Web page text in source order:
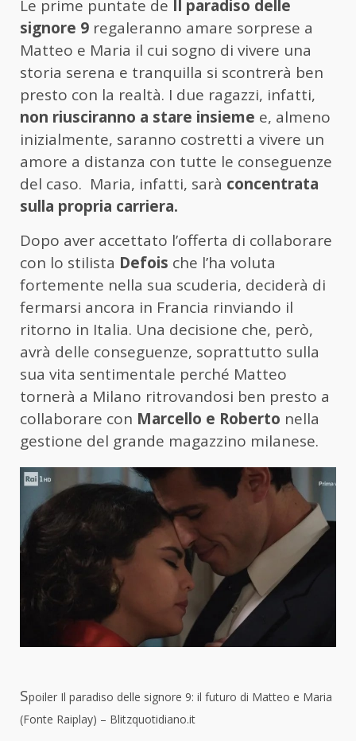
Le prime puntate de Il paradiso delle
signore 9 regaleranno amare sorprese a
Matteo e Maria il cui sogno di vivere una
storia serena e tranquilla si scontrerà ben
presto con la realtà. I due ragazzi, infatti,
non riusciranno a stare insieme e, almeno
inizialmente, saranno costretti a vivere un
amore a distanza con tutte le conseguenze
del caso. Maria, infatti, sarà concentrata
sulla propria carriera.
Dopo aver accettato l’offerta di collaborare
con lo stilista Defois che l’ha voluta
fortemente nella sua scuderia, deciderà di
fermarsi ancora in Francia rinviando il
ritorno in Italia. Una decisione che, però,
avrà delle conseguenze, soprattutto sulla
sua vita sentimentale perché Matteo
tornerà a Milano ritrovandosi ben presto a
collaborare con Marcello e Roberto nella
gestione del grande magazzino milanese.
Spoiler Il paradiso delle signore 9: il futuro di Matteo e Maria
(Fonte Raiplay) – Blitzquotidiano.it